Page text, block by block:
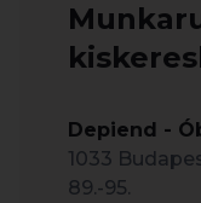
Depiend -
1033
89.-95.